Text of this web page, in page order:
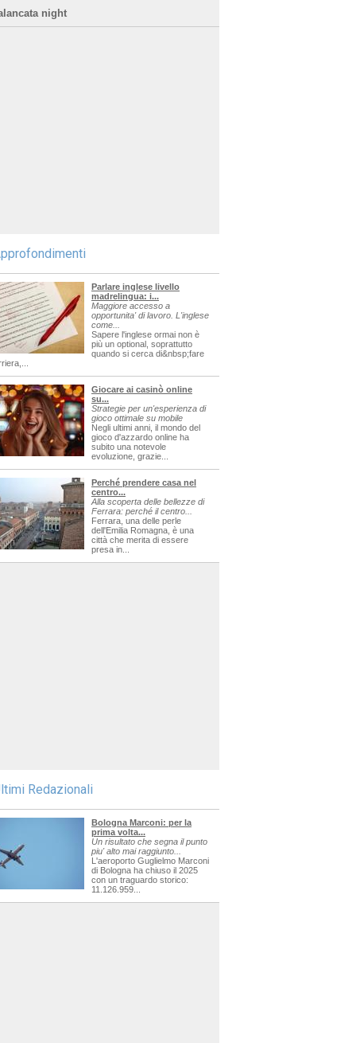
night
Parlare inglese livello
madrelingua: i...
Maggiore accesso a
opportunita' di lavoro. L'inglese
come...
Sapere l'inglese ormai non è
più un optional, soprattutto
quando si cerca di&nbsp;fare
Giocare ai casinò online
su...
Strategie per un'esperienza di
gioco ottimale su mobile
Negli ultimi anni, il mondo del
gioco d'azzardo online ha
subito una notevole
evoluzione, grazie...
Perché prendere casa nel
centro...
Alla scoperta delle bellezze di
Ferrara: perché il centro...
Ferrara, una delle perle
dell'Emilia Romagna, è una
città che merita di essere
presa in...
Redazionali
Bologna Marconi: per la
prima volta...
Un risultato che segna il punto
piu' alto mai raggiunto...
L'aeroporto Guglielmo Marconi
di Bologna ha chiuso il 2025
con un traguardo storico:
11.126.959...